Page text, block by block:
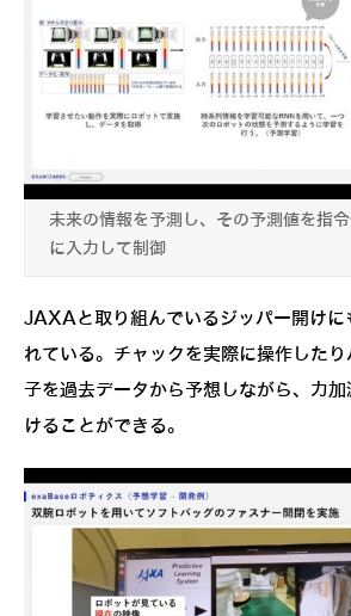
未来の情報を予測し、その予測値を指
に入力して制御
JAXAと取り組んでいるジッパー開けに
れている。チャックを実際に操作した
子を過去データから予想しながら、力
けることができる。